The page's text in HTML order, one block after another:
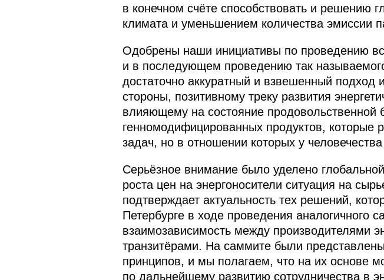
в конечном счёте способствовать и решению
климата и уменьшением количества эмиссии
Одобрены наши инициативы по проведению
и в последующем проведению так
достаточно аккуратный и взвешенный подход
стороны, позитивному треку развития
влияющему на состояние продовольственной
генномодифицированных продуктов, которые
задач, но в отношении которых у
Серьёзное внимание было уделено
роста цен на энергоносители ситуация на
подтверждает актуальность тех решений,
Петербурге в ходе проведения
взаимозависимость между производителями
транзитёрами. На саммите были
принципов, и мы полагаем, что на их основе
по дальнейшему развитию сотрудничества в